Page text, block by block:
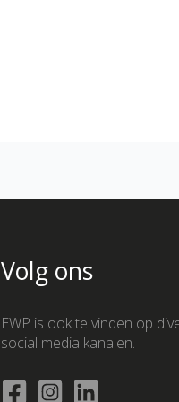
Volg ons
EWP is ook te vinden op
social media kanalen.